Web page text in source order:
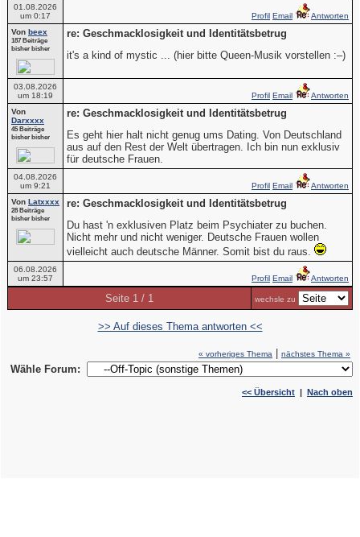
01.08.2026
um 0:17
Profil Email
Antworten
Von beex
187 Beiträge
bisher bisher
re: Geschmacklosigkeit und Identitätsbetrug
it's a kind of mystic ... (hier bitte Queen-Musik vorstellen :–)
03.08.2026
um 18:19
Profil Email
Antworten
Von
Darxxxx
45 Beiträge
bisher bisher
re: Geschmacklosigkeit und Identitätsbetrug
Es geht hier halt nicht genug ums Dating. Von Deutschland
aus auf den Rest der Welt übertragen. Ich bin nun exklusiv
für deutsche Frauen.
04.08.2026
um 9:21
Profil Email
Antworten
Von Latxxxx
28 Beiträge
bisher bisher
re: Geschmacklosigkeit und Identitätsbetrug
Du hast 'n exklusiven Platz beim Psychiater zu buchen.
Nicht mehr und nicht weniger. Deutsche Frauen wollen
vielleicht auch deutsche Männer. Somit bist du raus.
06.08.2026
um 23:57
Profil Email Antworten
Seite 1 / 1 wechsle zu
>> Auf dieses Thema antworten <<
« vorheriges Thema nächstes Thema »
Wähle Forum:
<< Übersicht | Nach oben